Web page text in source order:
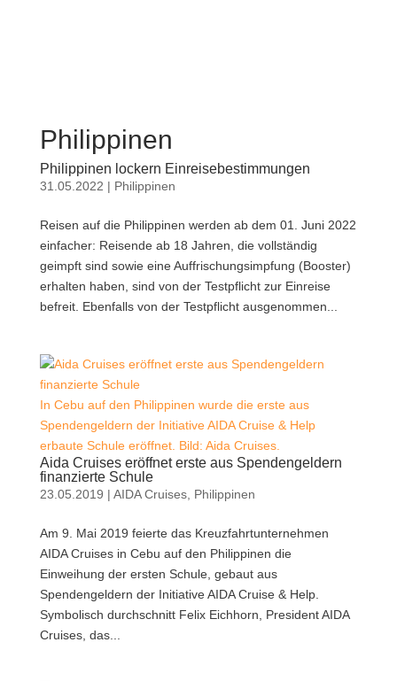
Philippinen
Philippinen lockern Einreisebestimmungen
31.05.2022 | Philippinen
Reisen auf die Philippinen werden ab dem 01. Juni 2022
einfacher: Reisende ab 18 Jahren, die vollständig
geimpft sind sowie eine Auffrischungsimpfung (Booster)
erhalten haben, sind von der Testpflicht zur Einreise
befreit. Ebenfalls von der Testpflicht ausgenommen...
In Cebu auf den Philippinen wurde die erste aus
Spendengeldern der Initiative AIDA Cruise & Help
erbaute Schule eröffnet. Bild: Aida Cruises.
Aida Cruises eröffnet erste aus Spendengeldern
finanzierte Schule
23.05.2019 | AIDA Cruises, Philippinen
Am 9. Mai 2019 feierte das Kreuzfahrtunternehmen
AIDA Cruises in Cebu auf den Philippinen die
Einweihung der ersten Schule, gebaut aus
Spendengeldern der Initiative AIDA Cruise & Help.
Symbolisch durchschnitt Felix Eichhorn, President AIDA
Cruises, das...